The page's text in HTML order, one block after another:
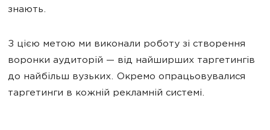
знають.
З цією метою ми виконали роботу зі створення
воронки аудиторій — від найширших таргетингів
до найбільш вузьких. Окремо опрацьовувалися
таргетинги в кожній рекламній системі.